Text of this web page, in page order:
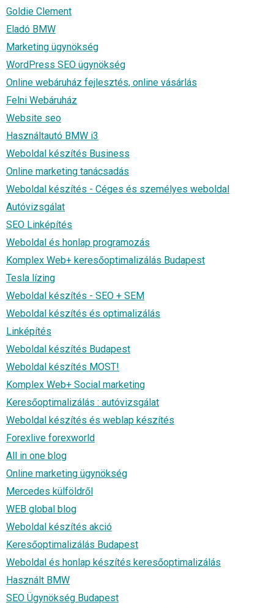
Goldie Clement
Eladó BMW
Marketing ügynökség
WordPress SEO ügynökség
Online webáruház fejlesztés, online vásárlás
Felni Webáruház
Website seo
Használtautó BMW i3
Weboldal készítés Business
Online marketing tanácsadás
Weboldal készítés - Céges és személyes weboldal
Autóvizsgálat
SEO Linképítés
Weboldal és honlap programozás
Komplex Web+ keresőoptimalizálás Budapest
Tesla lízing
Weboldal készítés - SEO + SEM
Weboldal készítés és optimalizálás
Linképítés
Weboldal készítés Budapest
Weboldal készítés MOST!
Komplex Web+ Social marketing
Keresőoptimalizálás : autóvizsgálat
Weboldal készítés és weblap készítés
Forexlive forexworld
All in one blog
Online marketing ügynökség
Mercedes külföldről
WEB global blog
Weboldal készítés akció
Keresőoptimalizálás Budapest
Weboldal és honlap készítés keresőoptimalizálás
Használt BMW
SEO Ügynökség Budapest